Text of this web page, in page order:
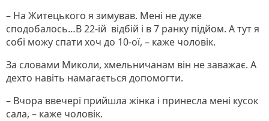
– На Житецького я зимував. Мені не дуже
сподобалось…В 22-ій відбій і в 7 ранку підйом. А тут я
собі можу спати хоч до 10-ої, – каже чоловік.
За словами Миколи, хмельничанам він не заважає. А
дехто навіть намагається допомогти.
– Вчора ввечері прийшла жінка і принесла мені кусок
сала, – каже чоловік.